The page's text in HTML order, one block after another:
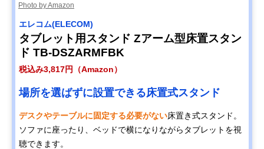
Photo by Amazon
エレコム(ELECOM)
タブレット用スタンド Zアーム型床置スタン
ド TB-DSZARMFBK
税込み3,817円（Amazon）
場所を選ばずに設置できる床置式スタンド
デスクやテーブルに固定する必要がない床置き式スタンド。
ソファに座ったり、ベッドで横になりながらタブレットを視
聴できます。